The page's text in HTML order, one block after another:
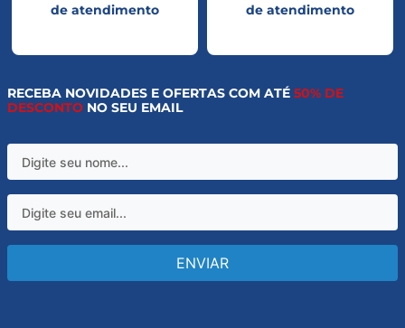
de atendimento
de atendimento
RECEBA NOVIDADES E OFERTAS COM ATÉ 50% DE
DESCONTO NO SEU EMAIL
ENVIAR